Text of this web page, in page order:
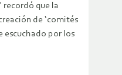
recordó que la
de ‘comités
escuchado por los